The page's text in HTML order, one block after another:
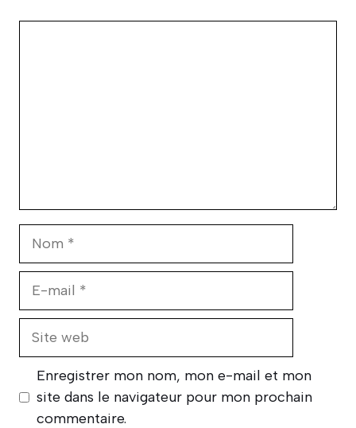
Enregistrer mon nom, mon e-mail et mon
site dans le navigateur pour mon prochain
commentaire.